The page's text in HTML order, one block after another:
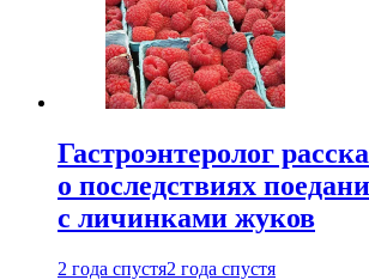
Гастроэнтеролог
о последствиях
с личинками жуков
2 года спустя2 года спустя